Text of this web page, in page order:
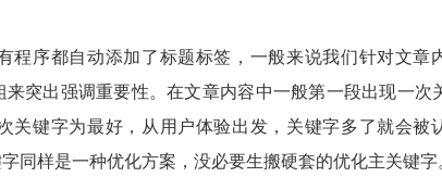
程序都自动添加了标题标签，一般来说我们针对文章
突出强调重要性。在文章内容中一般第一段出现一次
关键字为最好，从用户体验出发，关键字多了就会被
同样是一种优化方案，没必要生搬硬套的优化主关键字